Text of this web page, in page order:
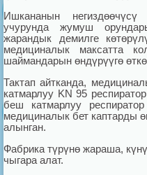
Ишкананын
учурунда жумуш
жарандык демилге
медициналык максатта
шаймандарын өндүрүүгө
Тактап айтканда,
катмарлуу KN 95
беш катмарлуу
медициналык бет каптарды
алынган.
Фабрика түрүнө жараша,
чыгара алат.